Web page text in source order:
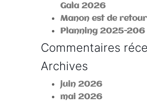
Gala 2026
Manon est de
Planning 2025-206
Commentaires
Archives
juin 2026
mai 2026